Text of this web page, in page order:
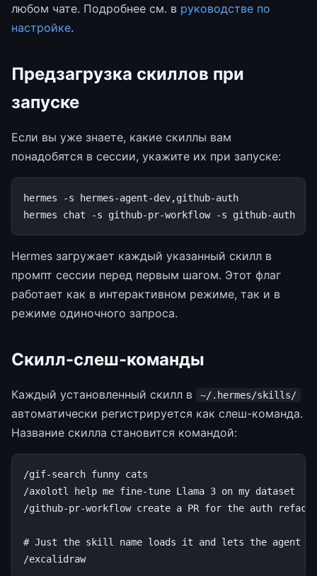
любом чате. Подробнее см. в руководстве по
настройке.
Предзагрузка скиллов при
запуске
Если вы уже знаете, какие скиллы вам
понадобятся в сессии, укажите их при запуске:
hermes -s
hermes-agent-dev,github-auth
hermes
chat -s github-pr-workflow -s
Hermes загружает каждый указанный скилл в
промпт сессии перед первым шагом. Этот флаг
работает как в интерактивном режиме, так и в
режиме одиночного запроса.
Скилл-слеш-команды
Каждый установленный скилл в ~/.hermes/skills/
автоматически регистрируется как слеш-команда.
Название скилла становится командой:
/gif-search funny cats
/axolotl help me fine-tune Llama 3 on my dataset
/github-pr-workflow create a PR for the auth
# Just the skill name loads it and lets the agent
/excalidraw